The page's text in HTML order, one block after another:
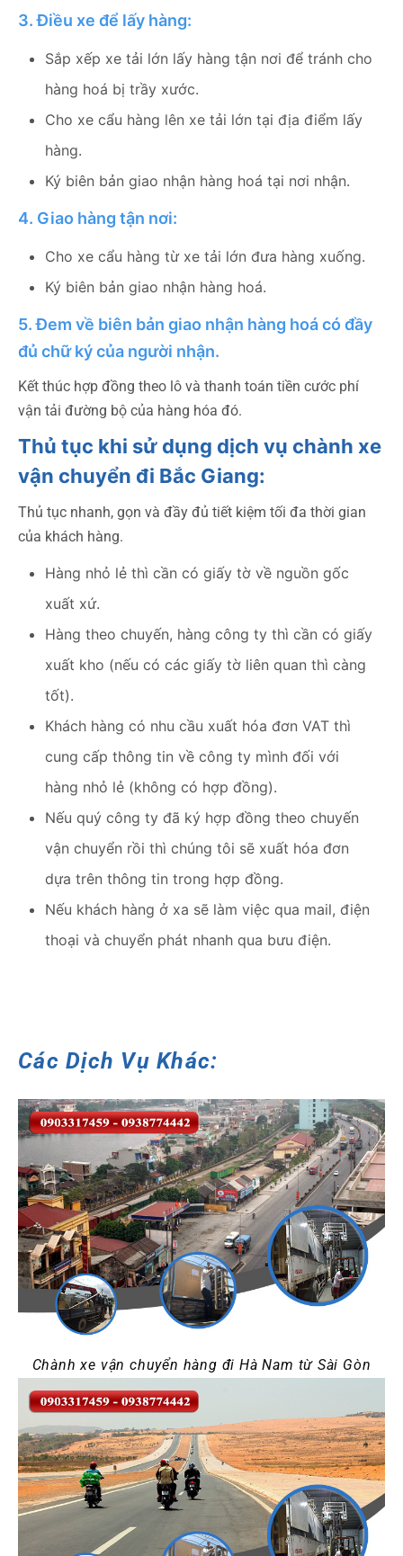
3. Điều xe để lấy hàng:
Sắp xếp xe tải lớn lấy hàng tận nơi để tránh cho
hàng hoá bị trầy xước.
Cho xe cẩu hàng lên xe tải lớn tại địa điểm lấy
hàng.
Ký biên bản giao nhận hàng hoá tại nơi nhận.
4. Giao hàng tận nơi:
Cho xe cẩu hàng từ xe tải lớn đưa hàng xuống.
Ký biên bản giao nhận hàng hoá.
5. Đem về biên bản giao nhận hàng hoá có đầy
đủ chữ ký của người nhận.
Kết thúc hợp đồng theo lô và thanh toán tiền cước phí
vận tải đường bộ của hàng hóa đó.
Thủ tục khi sử dụng dịch vụ chành xe
vận chuyển đi Bắc Giang:
Thủ tục nhanh, gọn và đầy đủ tiết kiệm tối đa thời gian
của khách hàng.
Hàng nhỏ lẻ thì cần có giấy tờ về nguồn gốc
xuất xứ.
Hàng theo chuyến, hàng công ty thì cần có giấy
xuất kho (nếu có các giấy tờ liên quan thì càng
tốt).
Khách hàng có nhu cầu xuất hóa đơn VAT thì
cung cấp thông tin về công ty mình đối với
hàng nhỏ lẻ (không có hợp đồng).
Nếu quý công ty đã ký hợp đồng theo chuyến
vận chuyển rồi thì chúng tôi sẽ xuất hóa đơn
dựa trên thông tin trong hợp đồng.
Nếu khách hàng ở xa sẽ làm việc qua mail, điện
thoại và chuyển phát nhanh qua bưu điện.
Các Dịch Vụ Khác:
Chành xe vận chuyển hàng đi Hà Nam từ Sài Gòn